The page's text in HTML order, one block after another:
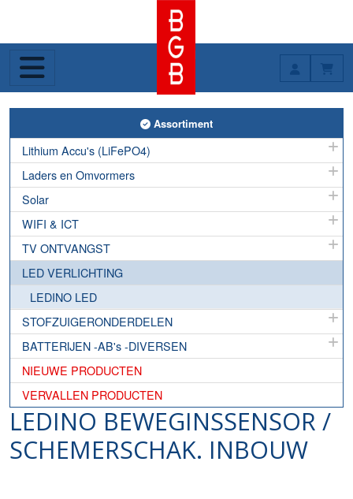
Toggle Assortiment
Assortiment
Lithium Accu's (LiFePO4)
Laders en Omvormers
Solar
WIFI & ICT
TV ONTVANGST
LED VERLICHTING
LEDINO LED
STOFZUIGERONDERDELEN
BATTERIJEN -AB's -DIVERSEN
NIEUWE PRODUCTEN
VERVALLEN PRODUCTEN
LEDINO BEWEGINSSENSOR /
SCHEMERSCHAK. INBOUW